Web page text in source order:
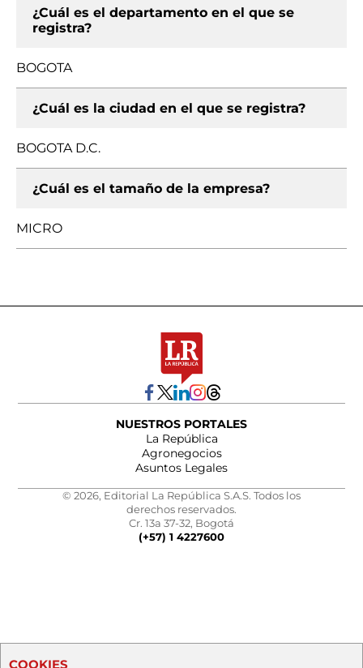
¿Cuál es el departamento en el que se
registra?
BOGOTA
¿Cuál es la ciudad en el que se registra?
BOGOTA D.C.
¿Cuál es el tamaño de la empresa?
MICRO
NUESTROS PORTALES
La República
Agronegocios
Asuntos Legales
© 2026, Editorial La República S.A.S. Todos los
derechos reservados.
Cr. 13a 37-32, Bogotá
(+57) 1 4227600
COOKIES